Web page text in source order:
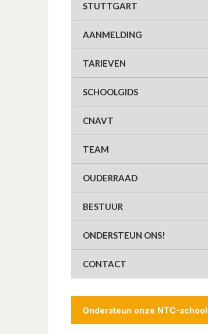
STUTTGART
AANMELDING
TARIEVEN
SCHOOLGIDS
CNAVT
TEAM
OUDERRAAD
BESTUUR
ONDERSTEUN ONS!
CONTACT
Ondersteun onze NTC-school